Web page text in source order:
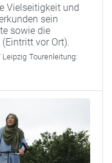
Vielseitigkeit und
sein
sowie die
vor Ort).
Leipzig Tourenleitung: